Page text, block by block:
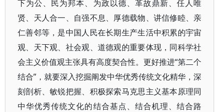
下为公、民为邦本、为政以德、革故鼎新、任人唯
贤、天人合一、自强不息、厚德载物、讲信修睦、亲
仁善邻等，是中国人民在长期生产生活中积累的宇宙
观、天下观、社会观、道德观的重要体现，同科学社
会主义价值观主张具有高度契合性。更好推进“第二个
结合”，就要深入挖掘阐发中华优秀传统文化精华，深
刻剖析、敏锐把握、积极探索马克思主义基本原理同
中华优秀传统文化的结合基点、结合机理、结合路